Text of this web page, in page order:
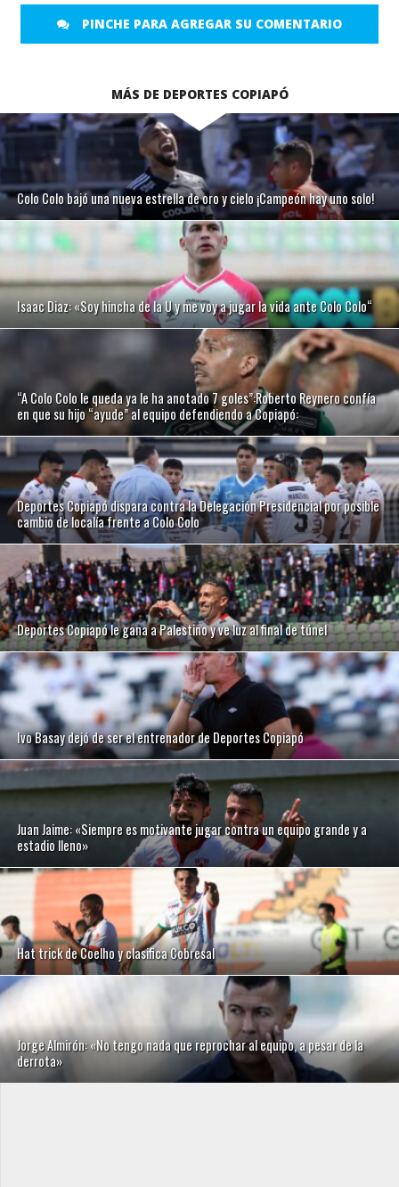
PINCHE PARA AGREGAR SU COMENTARIO
MÁS DE DEPORTES COPIAPÓ
Colo Colo bajó una nueva estrella de oro y cielo ¡Campeón hay uno solo!
Isaac Diaz: «Soy hincha de la U y me voy a jugar la vida ante Colo Colo“
“A Colo Colo le queda ya le ha anotado 7 goles”:Roberto Reynero confía
en que su hijo “ayude” al equipo defendiendo a Copiapó:
Deportes Copiapó dispara contra la Delegación Presidencial por posible
cambio de localía frente a Colo Colo
Deportes Copiapó le gana a Palestino y ve luz al final de túnel
Ivo Basay dejó de ser el entrenador de Deportes Copiapó
Juan Jaime: «Siempre es motivante jugar contra un equipo grande y a
estadio lleno»
Hat trick de Coelho y clasifica Cobresal
Jorge Almirón: «No tengo nada que reprochar al equipo, a pesar de la
derrota»